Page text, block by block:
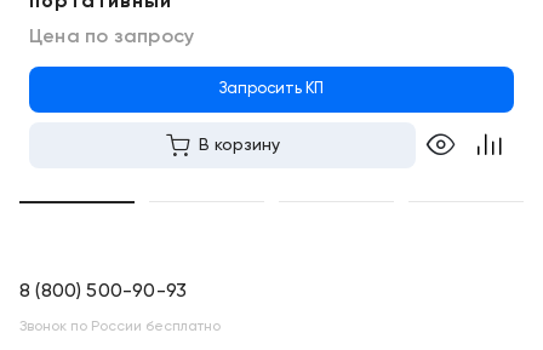
Цена по запросу
Запросить КП
В корзину
8 (800) 500-90-93
Звонок по России бесплатно